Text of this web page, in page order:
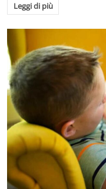
Leggi di più